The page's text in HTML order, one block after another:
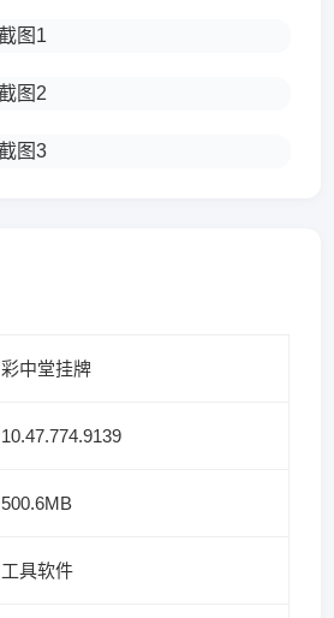
彩中堂挂牌
10.47.774.9139
500.6MB
工具软件